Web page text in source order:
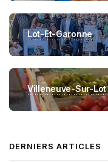
Lot-Et-Garonne
Villeneuve-Sur-Lot
DERNIERS ARTICLES